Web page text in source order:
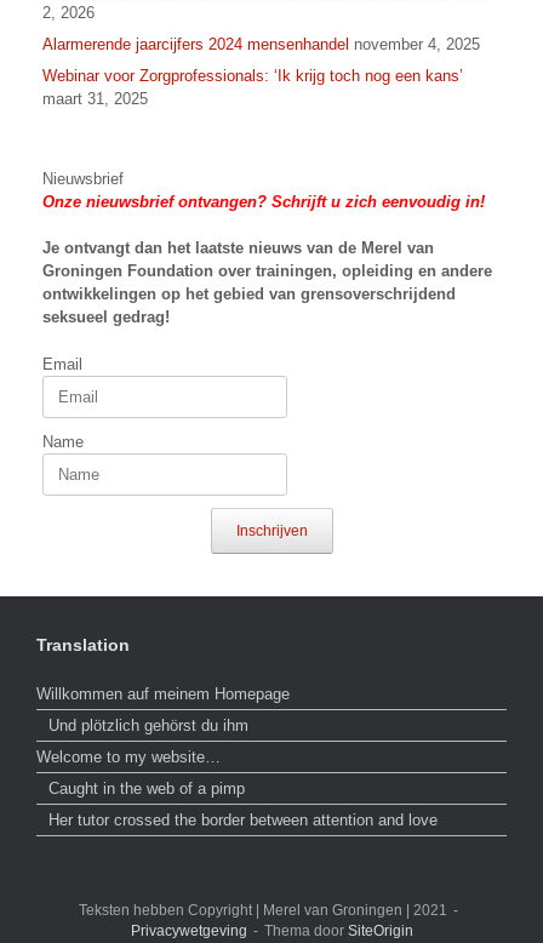
2, 2026
Alarmerende jaarcijfers 2024 mensenhandel november 4, 2025
Webinar voor Zorgprofessionals: ‘Ik krijg toch nog een kans’
maart 31, 2025
Nieuwsbrief
Onze nieuwsbrief ontvangen? Schrijft u zich eenvoudig in!
Je ontvangt dan het laatste nieuws van de Merel van
Groningen Foundation over trainingen, opleiding en andere
ontwikkelingen op het gebied van grensoverschrijdend
seksueel gedrag!
Email
Name
Inschrijven
Translation
Willkommen auf meinem Homepage
Und plötzlich gehörst du ihm
Welcome to my website…
Caught in the web of a pimp
Her tutor crossed the border between attention and love
Teksten hebben Copyright | Merel van Groningen | 2021
Privacywetgeving
Thema door SiteOrigin